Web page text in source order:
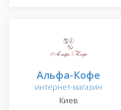
Альфа-Кофе
интернет-магазин
Киев